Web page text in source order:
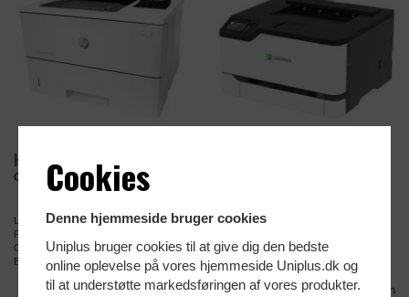
Cookies
Denne hjemmeside bruger cookies
Uniplus bruger cookies til at give dig den bedste
online oplevelse på vores hjemmeside Uniplus.dk og
til at understøtte markedsføringen af vores produkter.
HP LaserJet Mono Printer
Op til 45 sider pr. minut
Laserprinter Mono A4
Print
Op til 45 sider pr. minut
Bakke til 550 ark
Sammenlign
Laserprinter Farve A4
Op til 26 sider pr. minut
Bakke til 250 ark
Sammenlign